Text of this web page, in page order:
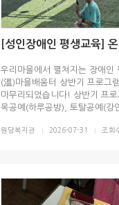
우리마을에서 펼쳐지는 장애인
(溫)마을배움터 상반기 프로그
마무리되었습니다! 상반기 프로
목공예(하루공방), 토탈공예(강
론교육원) 총 4곳의 기관에서 진
원당복지관 2026-07-31 조회